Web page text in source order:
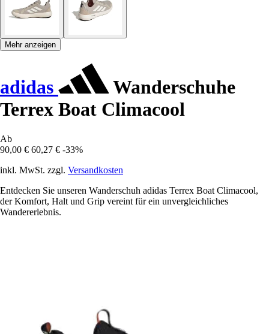
Mehr anzeigen
adidas
Wanderschuhe
Terrex Boat Climacool
Ab
90,00 € 60,27 € -33%
inkl. MwSt. zzgl. Versandkosten
Entdecken Sie unseren Wanderschuh adidas Terrex Boat Climacool,
der Komfort, Halt und Grip vereint für ein unvergleichliches
Wandererlebnis.